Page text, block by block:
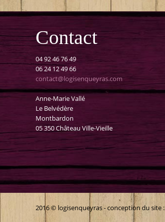
Contact
04 92 46 76 49
06 24 12 49 66
contact@logisenqueyras.com
Anne-Marie Vallé
Le Belvédère
Montbardon
05 350 Château Ville-Vieille
2016 © logisenqueyras - conception du site :